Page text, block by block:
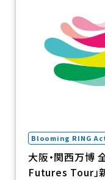
Blooming RING
大阪・関西万博
Futures Tour」